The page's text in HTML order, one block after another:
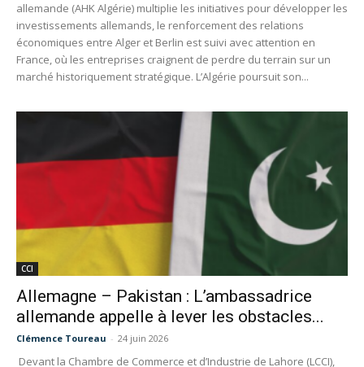
allemande (AHK Algérie) multiplie les initiatives pour développer les
investissements allemands, le renforcement des relations
économiques entre Alger et Berlin est suivi avec attention en
France, où les entreprises craignent de perdre du terrain sur un
marché historiquement stratégique. L’Algérie poursuit son...
CCI
Allemagne – Pakistan : L’ambassadrice
allemande appelle à lever les obstacles...
Clémence Toureau - 24 juin 2026
Devant la Chambre de Commerce et d’Industrie de Lahore (LCCI),